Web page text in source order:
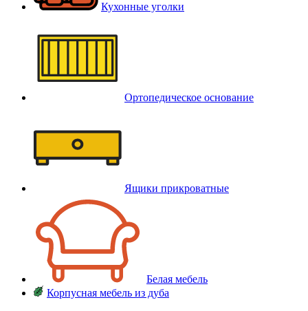
Кухонные уголки
Ортопедическое основание
Ящики прикроватные
Белая мебель
Корпусная мебель из дуба